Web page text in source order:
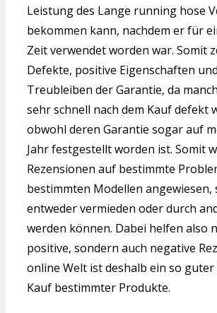
Leistung des Lange running hose
bekommen kann, nachdem er für
Zeit verwendet worden war. Somit
Defekte, positive Eigenschaften
Treubleiben der Garantie, da
sehr schnell nach dem Kauf defekt
obwohl deren Garantie sogar auf
Jahr festgestellt worden ist. Somit
Rezensionen auf bestimmte
bestimmten Modellen angewiesen,
entweder vermieden oder durch
werden können. Dabei helfen also
positive, sondern auch negative
online Welt ist deshalb ein so
Kauf bestimmter Produkte.